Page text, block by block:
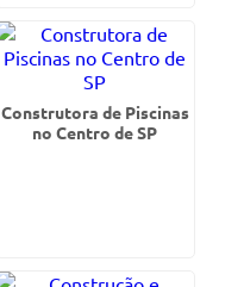
Construtora de Piscinas
no Centro de SP